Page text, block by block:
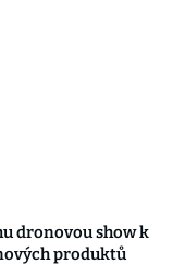
dronovou show k
produktů